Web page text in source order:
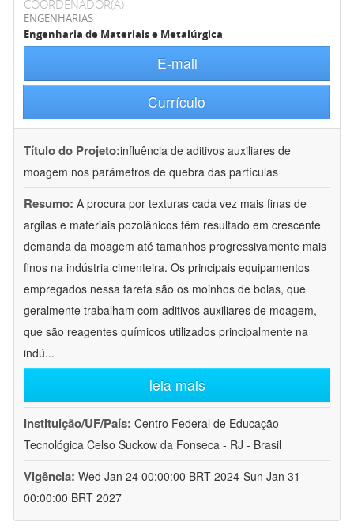
COORDENADOR(A)
ENGENHARIAS
Engenharia de Materiais e Metalúrgica
E-mail
Currículo
Título do Projeto:influência de aditivos auxiliares de
moagem nos parâmetros de quebra das partículas
Resumo: A procura por texturas cada vez mais finas de
argilas e materiais pozolânicos têm resultado em crescente
demanda da moagem até tamanhos progressivamente mais
finos na indústria cimenteira. Os principais equipamentos
empregados nessa tarefa são os moinhos de bolas, que
geralmente trabalham com aditivos auxiliares de moagem,
que são reagentes químicos utilizados principalmente na
indú...
leia mais
Instituição/UF/País: Centro Federal de Educação
Tecnológica Celso Suckow da Fonseca - RJ - Brasil
Vigência: Wed Jan 24 00:00:00 BRT 2024-Sun Jan 31
00:00:00 BRT 2027